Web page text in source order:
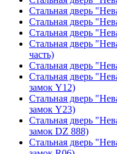
Стальная дверь
Стальная дверь
Стальная дверь
Стальная дверь
часть)
Стальная дверь
Стальная дверь
замок Y12)
Стальная дверь
замок Y23)
Стальная дверь
замок DZ 888)
Стальная дверь